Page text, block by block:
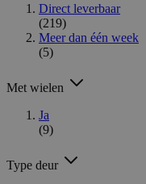
Direct leverbaar
(219)
Meer dan één week
(5)
Met wielen
Ja
(9)
Type deur